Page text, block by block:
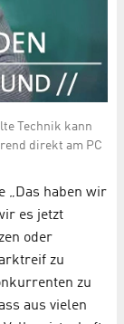
Technik kann
direkt am PC
„Das haben wir
es jetzt
oder
zu
zu
aus vielen